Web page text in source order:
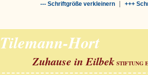
--- Schriftgröße verkleinern| +++
Tilemann-Hort
Zuhause in Eilbek STIFTUNG